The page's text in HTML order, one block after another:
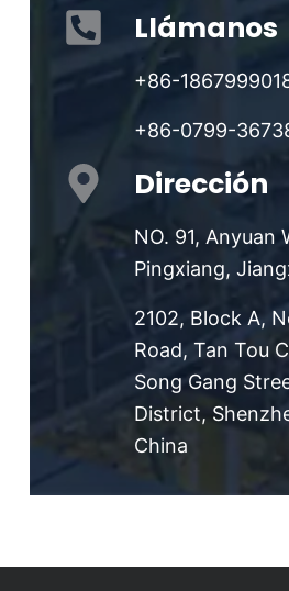
Llámanos
+86-
+86-0799-
Dirección
NO. 91, Anyuan
Pingxiang,
2102, Block A,
Road, Tan Tou
Song Gang
District,
China